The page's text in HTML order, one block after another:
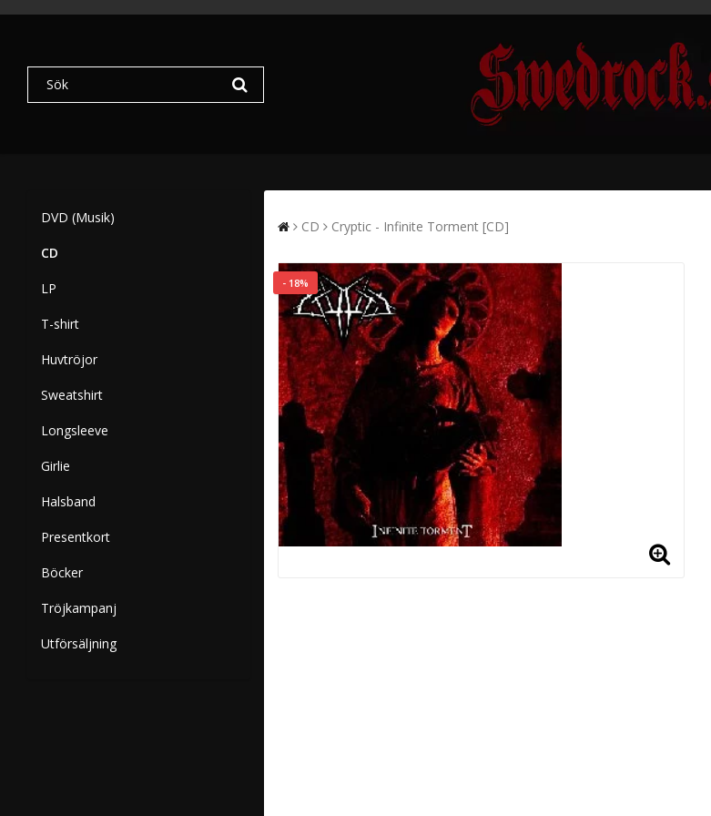
DVD (Musik)
CD
LP
T-shirt
Huvtröjor
Sweatshirt
Longsleeve
Girlie
Halsband
Presentkort
Böcker
Tröjkampanj
Utförsäljning
CD Cryptic - Infinite Torment [CD]
- 18%